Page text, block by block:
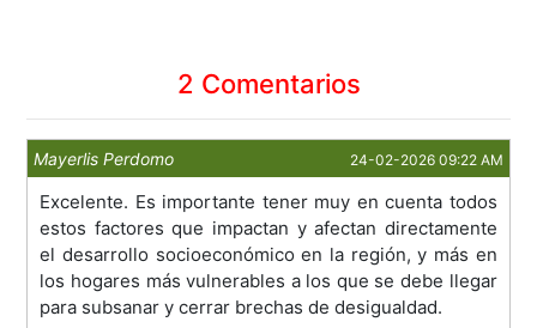
2 Comentarios
Mayerlis Perdomo 24-02-2026 09:22 AM
Excelente. Es importante tener muy en cuenta todos
estos factores que impactan y afectan directamente
el desarrollo socioeconómico en la región, y más en
los hogares más vulnerables a los que se debe llegar
para subsanar y cerrar brechas de desigualdad.